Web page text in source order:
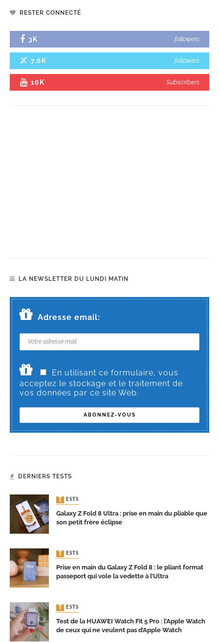
RESTER CONNECTÉ
3K followers
7.6K followers
16K Subscribers
LA NEWSLETTER DU LUNDI MATIN
Adresse email:
En utilisant ce formulaire, vous
acceptez le stockage et le traitement de
vos données par ce site Web.
DERNIERS TESTS
TESTS
Galaxy Z Fold 8 Ultra : prise en main du pliable que
son petit frère éclipse
TESTS
Prise en main du Galaxy Z Fold 8 : le pliant format
passeport qui vole la vedette à l’Ultra
TESTS
Test de la HUAWEI Watch Fit 5 Pro : l’Apple Watch
de ceux qui ne veulent pas d’Apple Watch